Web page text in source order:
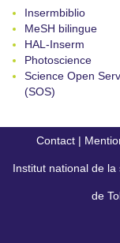
Insermbiblio
MeSH bilingue
HAL-Inserm
Photoscience
Science Open
(SOS)
Contact |
Institut national de
de